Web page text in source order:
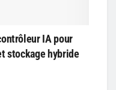
IA pour
stockage hybride